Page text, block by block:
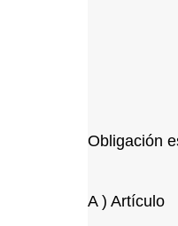
Obligación
A ) Artículo